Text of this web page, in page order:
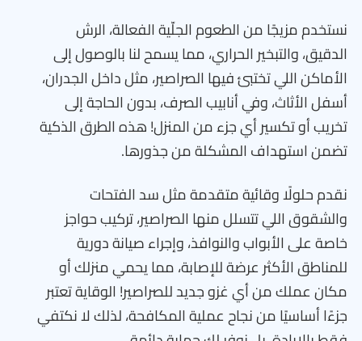
نستخدم مزيجًا من الطعوم الجلّية الفعالة، الرش
الدقيق، والتبخير الحراري، مما يسمح لنا بالوصول إلى
الأماكن اللي تختبئ فيها الصراصير، مثل داخل الجدران،
أسفل الأثاث، وفي أنابيب الصرف، بدون الحاجة إلى
تخريب أو تكسير أي جزء من المنزل! هذه الطرق الذكية
تضمن استهداف المشكلة من جذورها.
نقدم حلولًا وقائية متقدمة مثل سد الفتحات
والشقوق اللي تتسلل منها الصراصير، تركيب حواجز
خاصة على الأبواب والنوافذ، وإجراء صيانة دورية
للمناطق الأكثر عرضة للإصابة، مما يحمي منزلك أو
مكان عملك من أي غزو جديد للصراصير! الوقاية تعتبر
جزءًا أساسيًا من نجاح عملية المكافحة، لذلك لا نكتفي